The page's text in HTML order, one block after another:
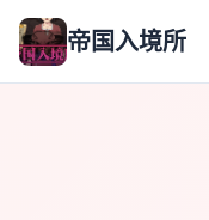
帝国入境所